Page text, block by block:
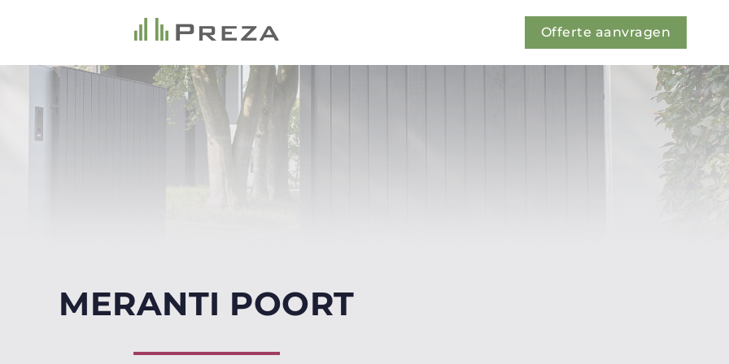
Offerte aanvragen
MERANTI POORT